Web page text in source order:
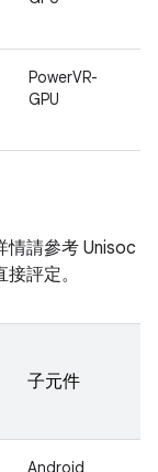
PowerVR-
GPU
情請參考 Unisoc
評定。
子元件
Android